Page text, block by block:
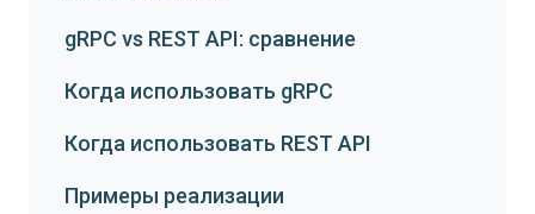
gRPC vs REST API: сравнение
Когда использовать gRPC
Когда использовать REST API
Примеры реализации